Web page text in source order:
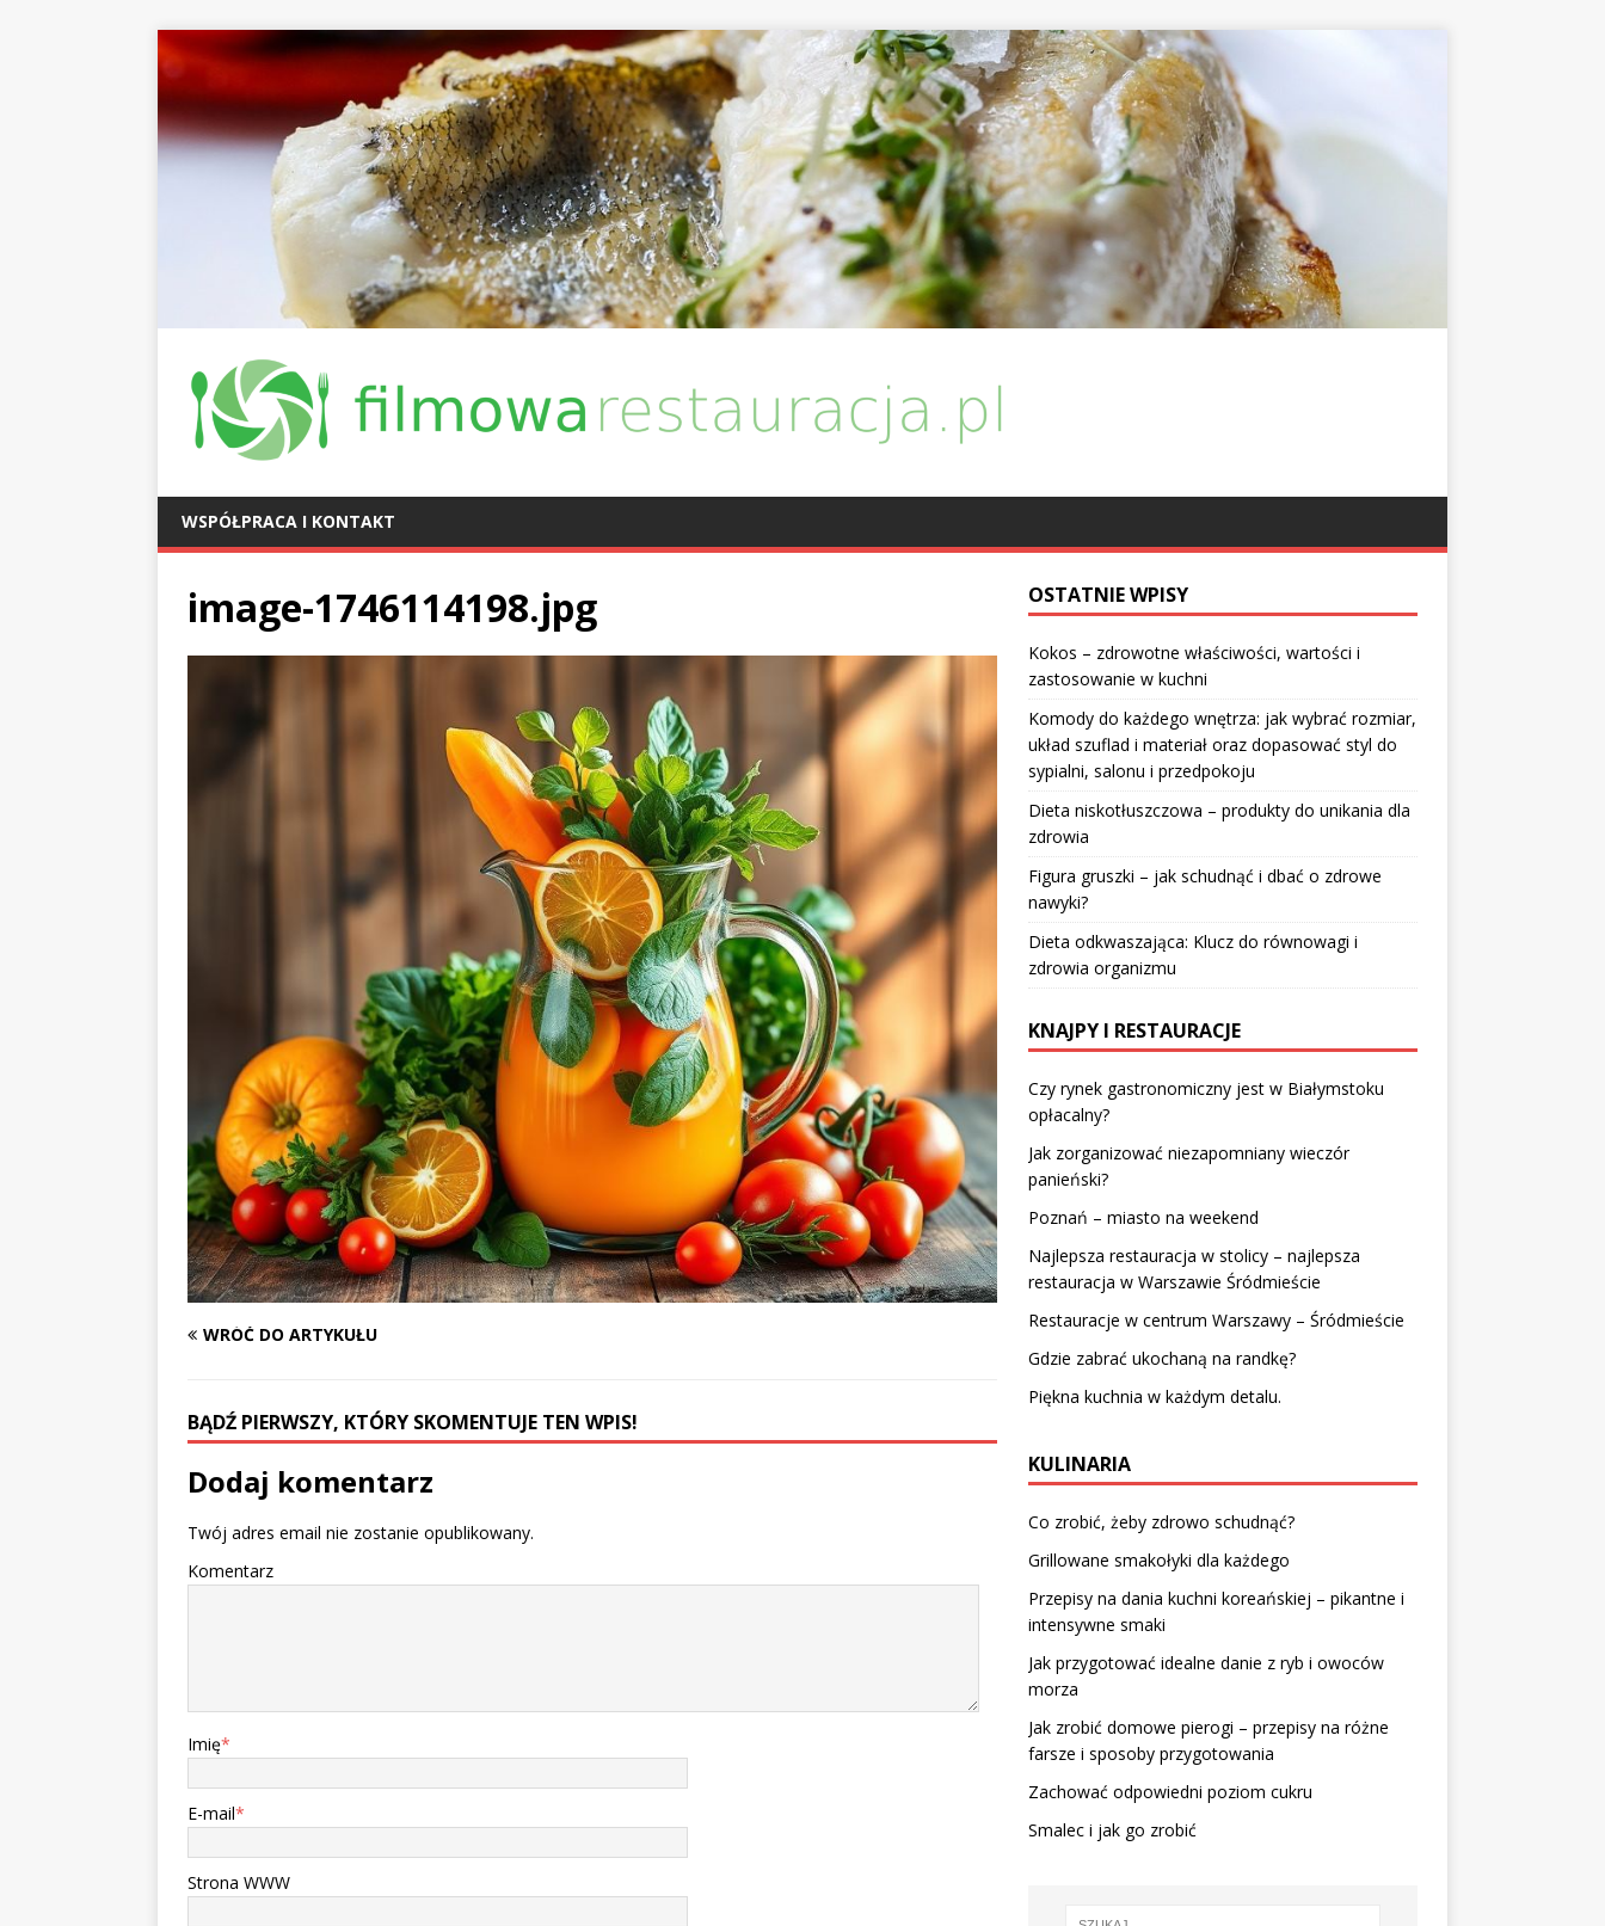
WSPÓŁPRACA I KONTAKT
image-1746114198.jpg
WRÓĆ DO ARTYKUŁU
BĄDŹ PIERWSZY, KTÓRY SKOMENTUJE TEN WPIS!
Dodaj komentarz
Twój adres email nie zostanie opublikowany.
Komentarz
Imię*
E-mail*
Strona WWW
OSTATNIE WPISY
Kokos – zdrowotne właściwości, wartości i
zastosowanie w kuchni
Komody do każdego wnętrza: jak wybrać rozmiar,
układ szuflad i materiał oraz dopasować styl do
sypialni, salonu i przedpokoju
Dieta niskotłuszczowa – produkty do unikania dla
zdrowia
Figura gruszki – jak schudnąć i dbać o zdrowe
nawyki?
Dieta odkwaszająca: Klucz do równowagi i
zdrowia organizmu
KNAJPY I RESTAURACJE
Czy rynek gastronomiczny jest w Białymstoku
opłacalny?
Jak zorganizować niezapomniany wieczór
panieński?
Poznań – miasto na weekend
Najlepsza restauracja w stolicy – najlepsza
restauracja w Warszawie Śródmieście
Restauracje w centrum Warszawy – Śródmieście
Gdzie zabrać ukochaną na randkę?
Piękna kuchnia w każdym detalu.
KULINARIA
Co zrobić, żeby zdrowo schudnąć?
Grillowane smakołyki dla każdego
Przepisy na dania kuchni koreańskiej – pikantne i
intensywne smaki
Jak przygotować idealne danie z ryb i owoców
morza
Jak zrobić domowe pierogi – przepisy na różne
farsze i sposoby przygotowania
Zachować odpowiedni poziom cukru
Smalec i jak go zrobić